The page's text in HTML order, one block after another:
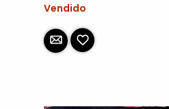
Vendido